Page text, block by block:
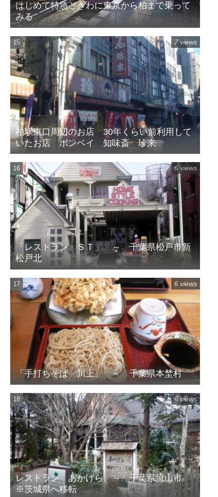
はじめて特急ときわに東京から柏まで乗って
みる
柏駅東口周辺のお店 30年くらい前利用して
いたお店 ボンベイ 知味斎 珍来
7 views
「レストラン ＳＴ」 ～ 千葉県松戸市新
松戸北
6 views
「手打ちそば 川上」 ～ 千葉県本埜村
6 views
レストラン あかげら ～ 千葉県流山市
※茨城県へ移転
6 views